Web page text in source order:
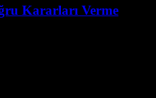
Kararları Verme